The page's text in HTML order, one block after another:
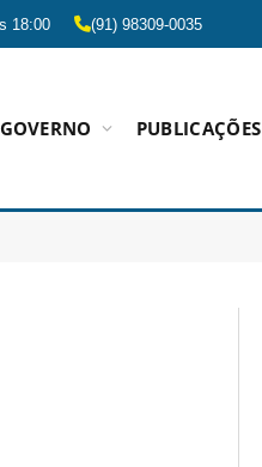
18:00 (91) 98309-0035
GOVERNO PUBLICAÇÕES